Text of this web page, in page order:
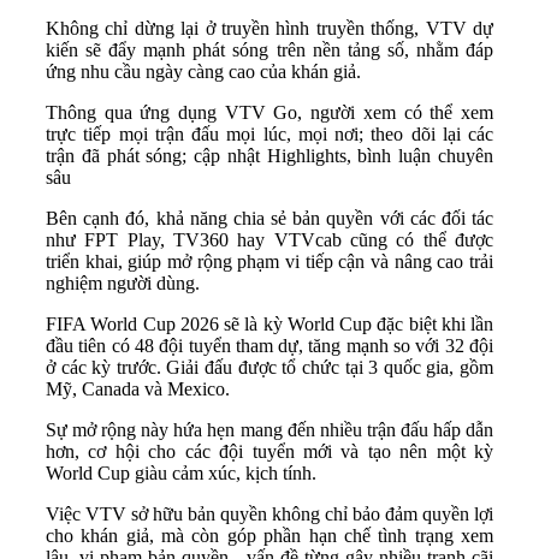
Không chỉ dừng lại ở truyền hình truyền thống, VTV dự
kiến sẽ đẩy mạnh phát sóng trên nền tảng số, nhằm đáp
ứng nhu cầu ngày càng cao của khán giả.
Thông qua ứng dụng VTV Go, người xem có thể xem
trực tiếp mọi trận đấu mọi lúc, mọi nơi; theo dõi lại các
trận đã phát sóng; cập nhật Highlights, bình luận chuyên
sâu
Bên cạnh đó, khả năng chia sẻ bản quyền với các đối tác
như FPT Play, TV360 hay VTVcab cũng có thể được
triển khai, giúp mở rộng phạm vi tiếp cận và nâng cao trải
nghiệm người dùng.
FIFA World Cup 2026 sẽ là kỳ World Cup đặc biệt khi lần
đầu tiên có 48 đội tuyển tham dự, tăng mạnh so với 32 đội
ở các kỳ trước. Giải đấu được tổ chức tại 3 quốc gia, gồm
Mỹ, Canada và Mexico.
Sự mở rộng này hứa hẹn mang đến nhiều trận đấu hấp dẫn
hơn, cơ hội cho các đội tuyển mới và tạo nên một kỳ
World Cup giàu cảm xúc, kịch tính.
Việc VTV sở hữu bản quyền không chỉ bảo đảm quyền lợi
cho khán giả, mà còn góp phần hạn chế tình trạng xem